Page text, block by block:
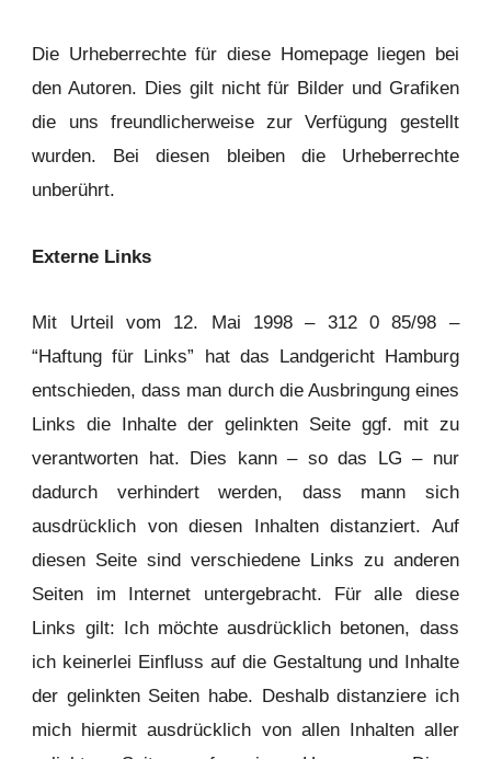
Die Urheberrechte für diese Homepage liegen bei
den Autoren. Dies gilt nicht für Bilder und Grafiken
die uns freundlicherweise zur Verfügung gestellt
wurden. Bei diesen bleiben die Urheberrechte
unberührt.
Externe Links
Mit Urteil vom 12. Mai 1998 – 312 0 85/98 –
“Haftung für Links” hat das Landgericht Hamburg
entschieden, dass man durch die Ausbringung eines
Links die Inhalte der gelinkten Seite ggf. mit zu
verantworten hat. Dies kann – so das LG – nur
dadurch verhindert werden, dass mann sich
ausdrücklich von diesen Inhalten distanziert. Auf
diesen Seite sind verschiedene Links zu anderen
Seiten im Internet untergebracht. Für alle diese
Links gilt: Ich möchte ausdrücklich betonen, dass
ich keinerlei Einfluss auf die Gestaltung und Inhalte
der gelinkten Seiten habe. Deshalb distanziere ich
mich hiermit ausdrücklich von allen Inhalten aller